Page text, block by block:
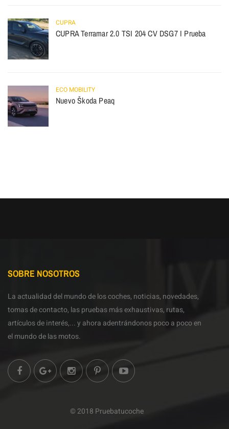
CUPRA
CUPRA Terramar 2.0 TSI 204 CV DSG7 I Prueba
ECO MOBILITY
Nuevo Škoda Peaq
SOBRE NOSOTROS
La actualidad del mundo de los coches, noticias, novedades,
tomas de contacto, las pruebas más exhaustivas, rutas,
artículos de interés,... y ahora adentrándonos poco a poco en
el mundo de las motos.
© 2018 Pruebatucoche